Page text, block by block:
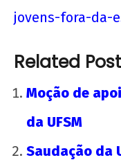
jovens-fora-da-
Related
Moção de
da UFSM
Saudação da